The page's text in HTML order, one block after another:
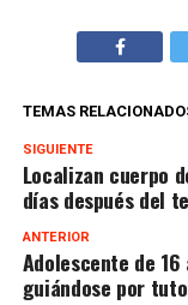
TEMAS
SIGUIENTE
Localizan cuerpo
días después del
ANTERIOR
Adolescente de
guiándose por